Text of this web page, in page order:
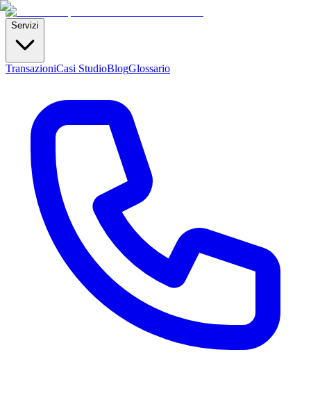
Servizi
TransazioniCasi StudioBlogGlossario